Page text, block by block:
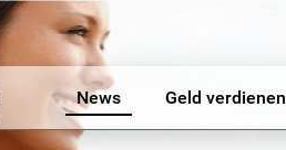
News Geld verdienen